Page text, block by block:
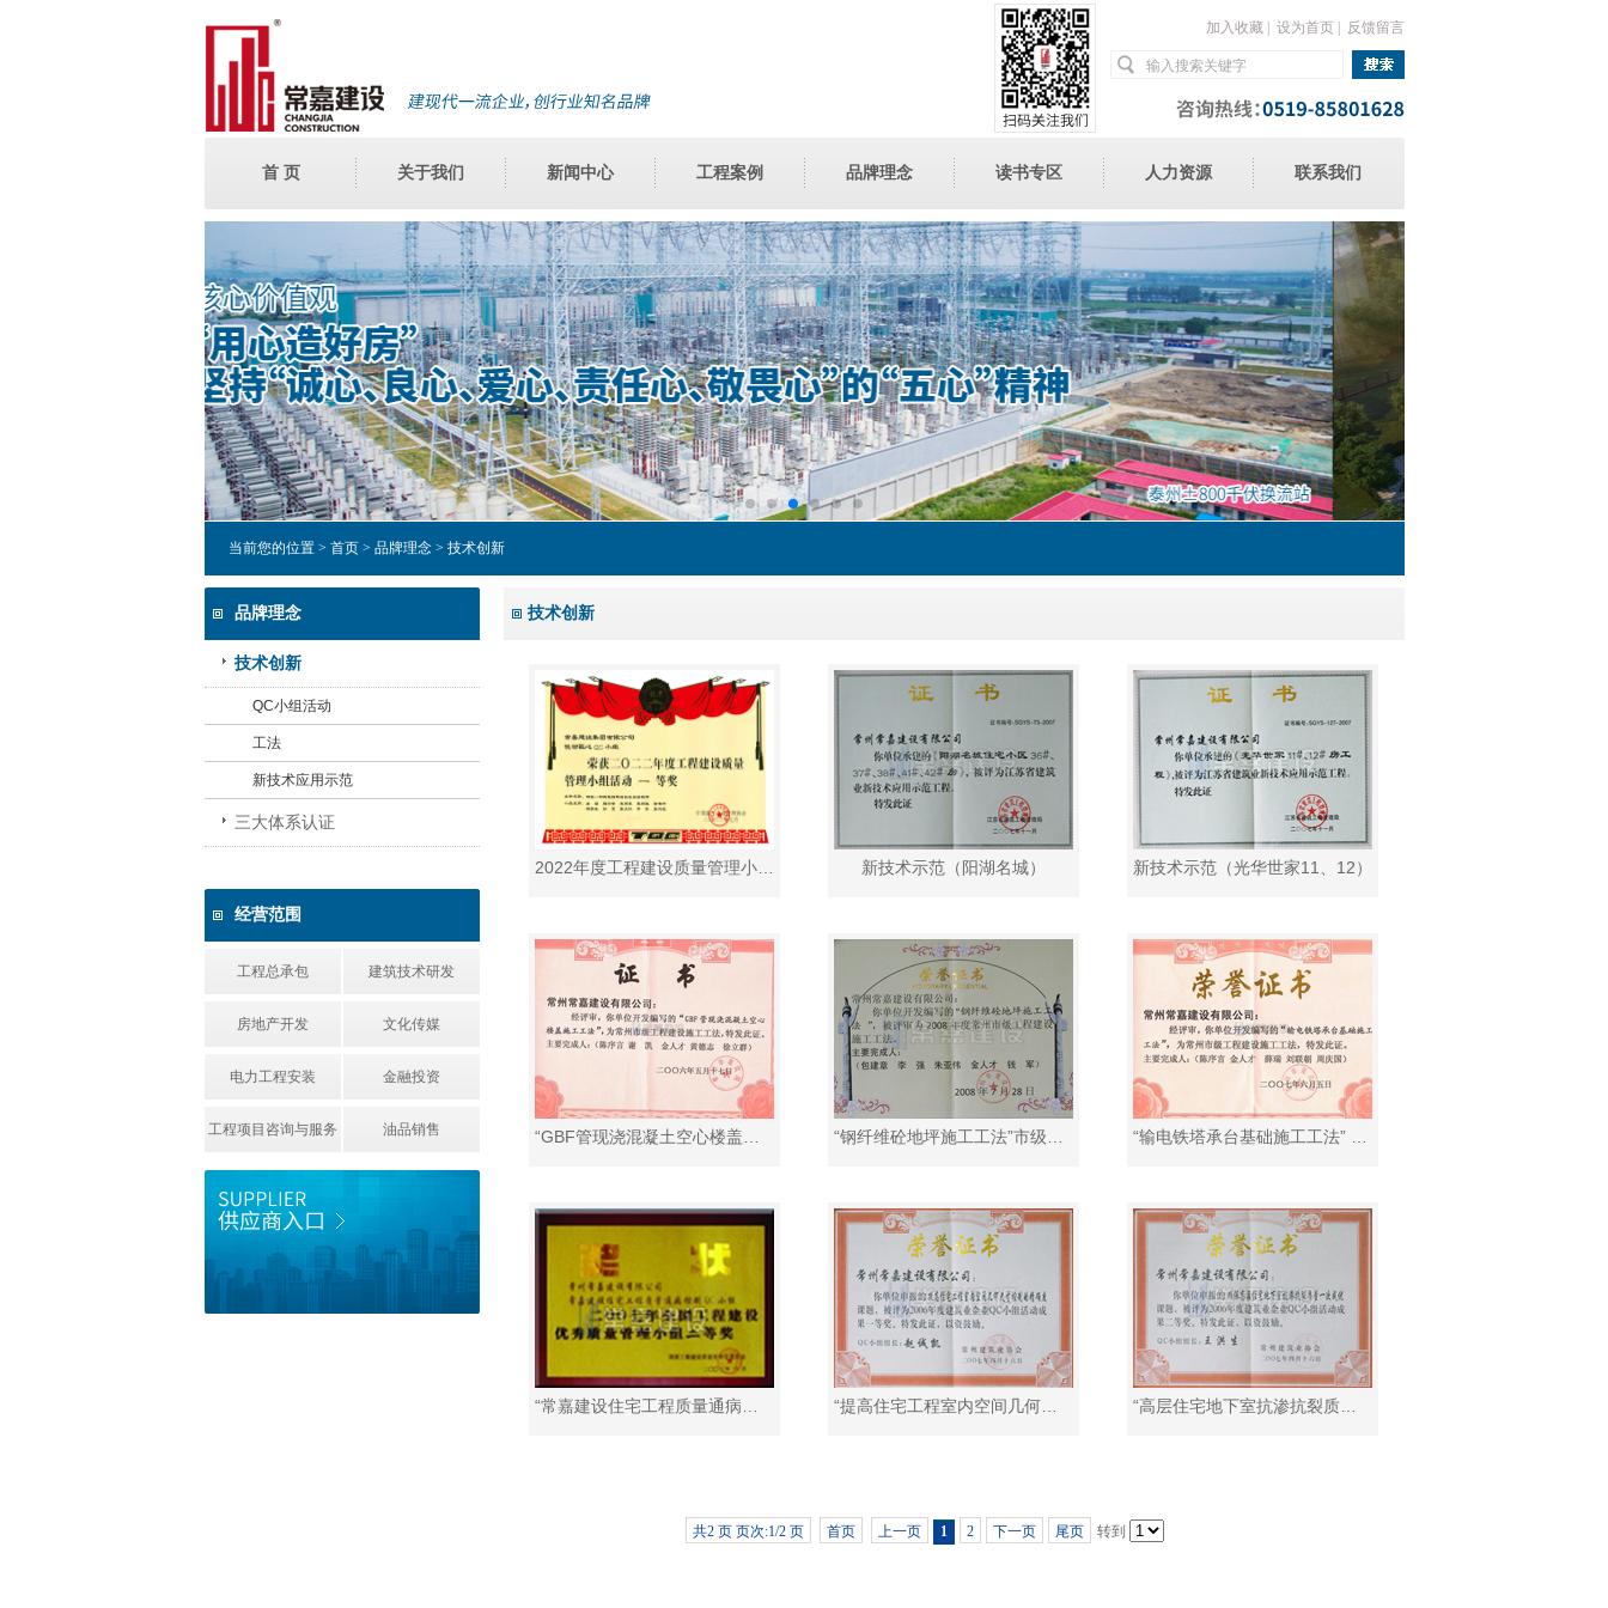
加入收藏| 设为首页| 反馈留言
首 页 关于我们 新闻中心 工程案例 品牌理念 读书专区 人力资源 联系我们
当前您的位置 > 首页> 品牌理念> 技术创新
品牌理念
技术创新
QC小组活动
工法
新技术应用示范
三大体系认证
经营范围
工程总承包 建筑技术研发
房地产开发 文化传媒
电力工程安装 金融投资
工程项目咨询与服务 油品销售
技术创新
新技术示范（阳湖名城） 新技术示范（光华世家11、12）
共2 页 页次:1/2 页 首页 上一页 1 2 下一页 尾页 转到